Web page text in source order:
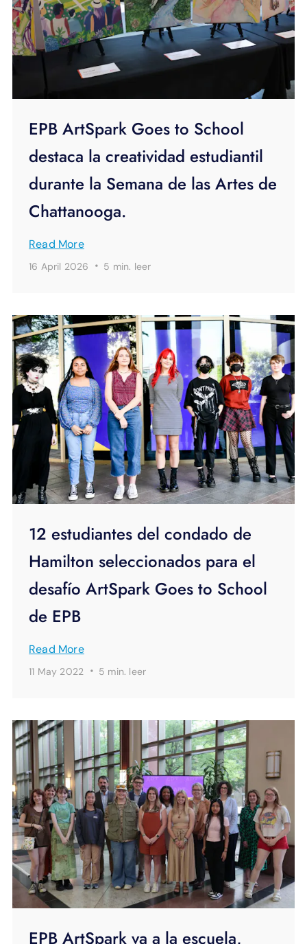
EPB ArtSpark Goes to School
destaca la creatividad estudiantil
durante la Semana de las Artes de
Chattanooga.
Read More
16 April 2026 · 5 min. leer
12 estudiantes del condado de
Hamilton seleccionados para el
desafío ArtSpark Goes to School
de EPB
Read More
11 May 2022 · 5 min. leer
EPB ArtSpark va a la escuela,